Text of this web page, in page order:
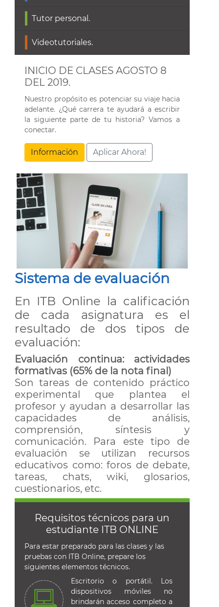
Tutor personal.
Videotutoriales.
INICIO DE CLASES AGOSTO 8
DEL 2019.
Nuestro propósito es potenciar su viaje hacia
adelante. ¿Qué carrera te ayudará a escribir
la siguiente parte de tu historia? Vamos a
conectar.
Información Aplicar Ahora!
Sistema de evaluación
En ITB Online la calificación
de cada asignatura es el
resultado de dos tipos de
evaluación:
Evaluación continua: actividades
formativas (65% de la nota final)
Son tareas de contenido práctico
experimental que plantea el
profesor y ayudan a desarrollar las
capacidades de análisis,
comprensión, síntesis y
comunicación. Para este tipo de
evaluación se utilizan recursos
educativos como: foros de debate,
tareas, chats, wiki, glosarios,
cuestionarios, etc.
Requisitos técnicos para un
estudiante ITB ONLINE
Para estar preparado para las clases y las
pruebas con ITB Online, prepare los
siguientes elementos técnicos.
Escritorio o portátil. Los
dispositivos móviles no
brindarán acceso completo a